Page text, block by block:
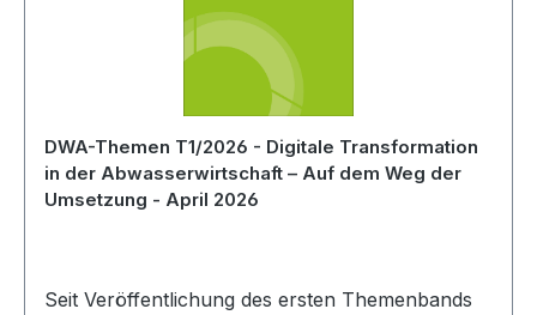
DWA-Themen T1/2026 - Digitale Transformation
in der Abwasserwirtschaft – Auf dem Weg der
Umsetzung - April 2026
Seit Veröffentlichung des ersten Themenbands